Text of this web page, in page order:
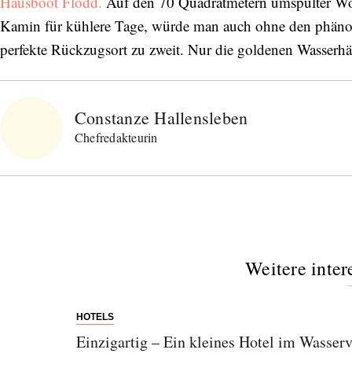
Kamin für kühlere Tage, würde man auch ohne den
perfekte Rückzugsort zu zweit. Nur die goldenen
Constanze Hallensleben
Chefredakteurin
Weitere
HOTELS
Einzigartig – Ein kleines Hotel im
Bitte schicken Sie mir bis zum Widerruf meiner
neuen Beiträgen. DieDatenschutzerklärunghabe ich
SENDEN